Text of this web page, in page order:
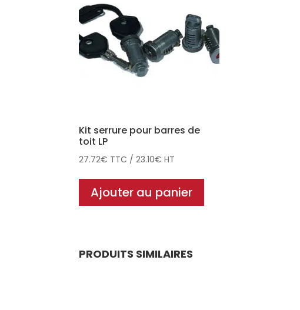
Kit serrure pour barres de
toit LP
27.72€ TTC /23.10€ HT
Ajouter au panier
PRODUITS SIMILAIRES